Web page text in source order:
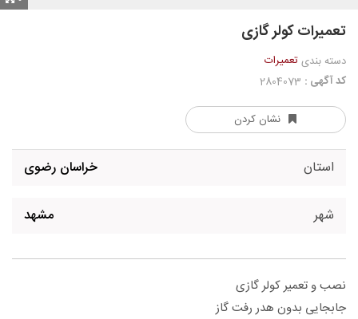
تعمیرات کولر گازی
دسته بندیتعمیرات
کد آگهی :
نشان کردن
استان خراسان رضوی
شهر مشهد
نصب و تعمیر کولر گازی
جابجایی بدون هدر رفت گاز